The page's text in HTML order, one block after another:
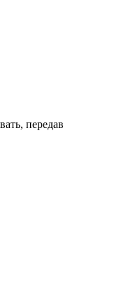
передав